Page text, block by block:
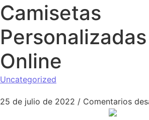
Camisetas
Online
Uncategorized
25 de julio de 2022 / Comentarios